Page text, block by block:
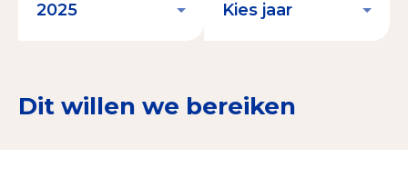
Dit willen we bereiken